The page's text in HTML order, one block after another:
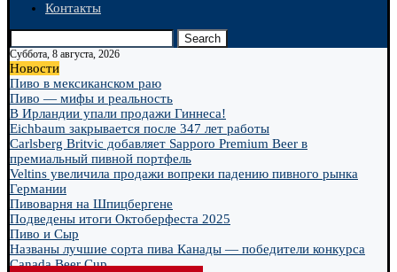
Контакты
Search
Суббота, 8 августа, 2026
Новости
Пиво в мексиканском раю
Пиво — мифы и реальность
В Ирландии упали продажи Гиннеса!
Eichbaum закрывается после 347 лет работы
Carlsberg Britvic добавляет Sapporo Premium Beer в
премиальный пивной портфель
Veltins увеличила продажи вопреки падению пивного рынка
Германии
Пивоварня на Шпицбергене
Подведены итоги Октоберфеста 2025
Пиво и Сыр
Названы лучшие сорта пива Канады — победители конкурса
Canada Beer Cup...